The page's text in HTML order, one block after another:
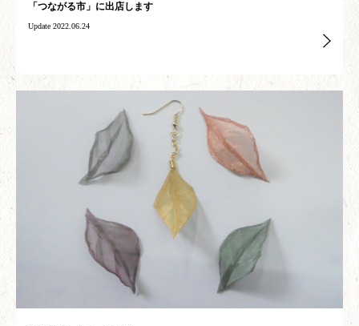
「つながる市」に出店します
Update 2022.06.24